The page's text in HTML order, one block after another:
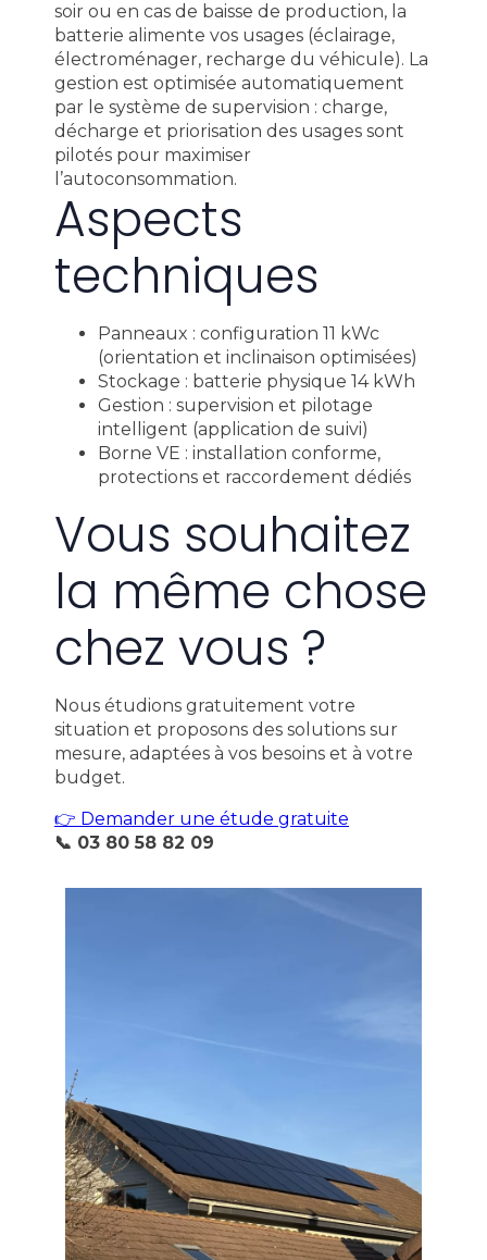
soir ou en cas de baisse de production, la
batterie alimente vos usages (éclairage,
électroménager, recharge du véhicule). La
gestion est optimisée automatiquement
par le système de supervision : charge,
décharge et priorisation des usages sont
pilotés pour maximiser
l’autoconsommation.
Aspects
techniques
Panneaux : configuration 11 kWc
(orientation et inclinaison optimisées)
Stockage : batterie physique 14 kWh
Gestion : supervision et pilotage
intelligent (application de suivi)
Borne VE : installation conforme,
protections et raccordement dédiés
Vous souhaitez
la même chose
chez vous ?
Nous étudions gratuitement votre
situation et proposons des solutions sur
mesure, adaptées à vos besoins et à votre
budget.
👉 Demander une étude gratuite
📞 03 80 58 82 09